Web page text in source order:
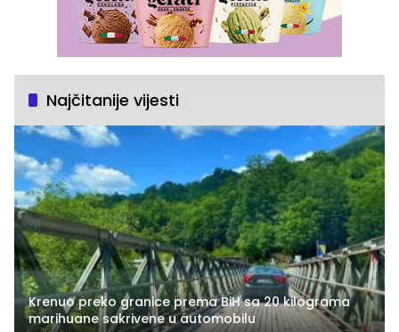
Najčitanije vijesti
Krenuo preko granice prema BiH sa 20 kilograma
marihuane sakrivene u automobilu